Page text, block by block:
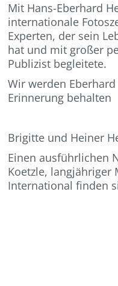
Mit Hans-Eberhard
internationale
Experten, der sein
hat und mit großer
Publizist begleitete.
Wir werden
Erinnerung behalten
Brigitte und Heiner
Einen ausführlichen
Koetzle, langjähriger
International finden